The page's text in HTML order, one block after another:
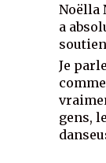
Noëlla
a
Je
gens,